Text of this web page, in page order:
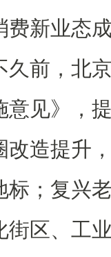
费新业态
久前，北
意见》，
改造提升
标；复兴
街区、工